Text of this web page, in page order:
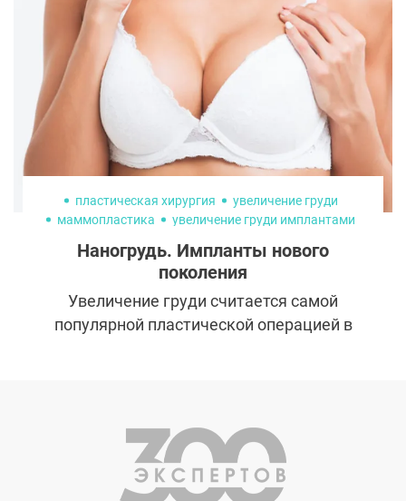
эффектным, но нередко хрупким и
неустойчивым во времени. Именно как
альтернатива такому подходу и появилась
сохраняющая ринопластика, которая
сегодня считается одним из самых
перспективных в современной хирургии.
пластическая хирургия
увеличение груди
маммопластика
увеличение груди имплантами
Наногрудь. Импланты нового
поколения
Увеличение груди считается самой
популярной пластической операцией в
представили разработку, которая уже в
скором будущем совершит настоящую
революцию в маммопластике.